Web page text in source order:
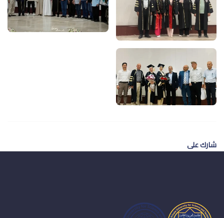
شارك على